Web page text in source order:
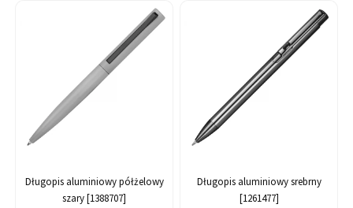
Długopis aluminiowy półżelowy
szary [1388707]
Długopis aluminiowy srebrny
[1261477]